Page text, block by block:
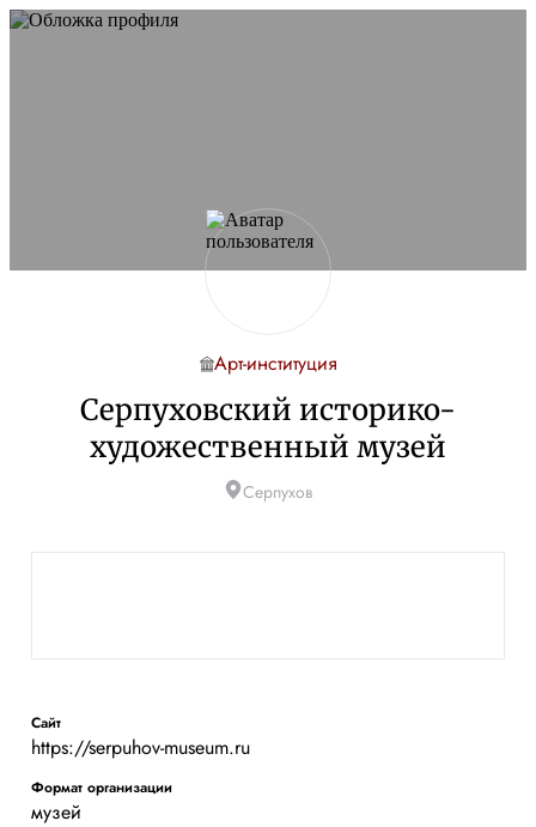
Арт-институция
Серпуховский историко-
художественный музей
Серпухов
Сайт
https://serpuhov-museum.ru
Формат организации
музей